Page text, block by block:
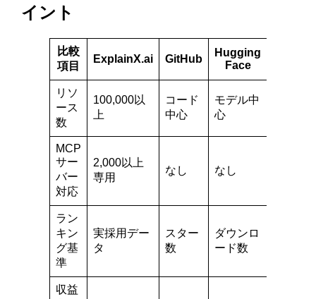
イント
比較
項目
ExplainX.ai GitHub
Hugging
Face
リソ
ース
数
100,000以
上
コード
中心
モデル中
心
MCP
サー
バー
対応
2,000以上
専用
なし なし
ラン
キン
グ基
準
実採用デー
タ
スター
数
ダウンロ
ード数
収益